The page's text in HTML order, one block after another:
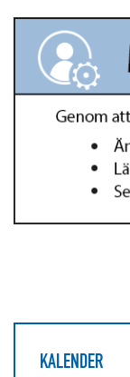
KALENDER